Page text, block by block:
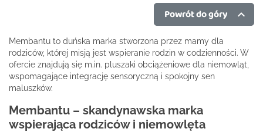
Powrót do góry

Membantu to duńska marka stworzona przez mamy dla
rodziców, której misją jest wspieranie rodzin w codzienności. W
ofercie znajdują się m.in. pluszaki obciążeniowe dla niemowląt,
wspomagające integrację sensoryczną i spokojny sen
maluszków.
Membantu – skandynawska marka
wspierająca rodziców i niemowlęta